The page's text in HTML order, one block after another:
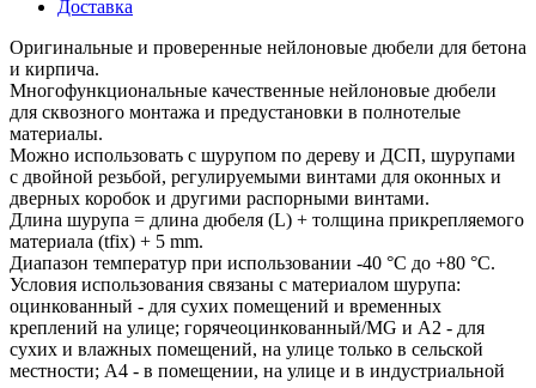
Доставка
Оригинальные и проверенные нейлоновые дюбели для бетона
и кирпича.
Многофункциональные качественные нейлоновые дюбели
для сквозного монтажа и предустановки в полнотелые
материалы.
Можно использовать с шурупом по дереву и ДСП, шурупами
с двойной резьбой, регулируемыми винтами для оконных и
дверных коробок и другими распорными винтами.
Длина шурупа = длина дюбеля (L) + толщина прикрепляемого
материала (tfix) + 5 mm.
Диапазон температур при использовании -40 °C до +80 °C.
Условия использования связаны с материалом шурупа:
оцинкованный - для сухих помещений и временных
креплений на улице; горячеоцинкованный/MG и A2 - для
сухих и влажных помещений, на улице только в сельской
местности; A4 - в помещении, на улице и в индустриальной